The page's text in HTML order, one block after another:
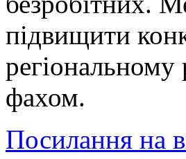
підвищити
регіональному
фахом.
Посилання на